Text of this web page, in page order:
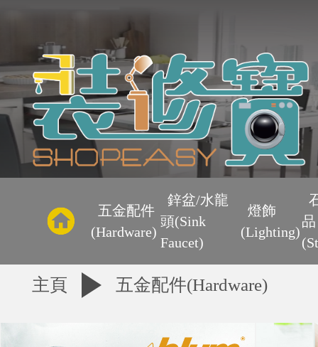
主
頁
優
惠
五金配件
(Hardware)
鋅盆/水龍
頭(Sink
Faucet)
燈飾
(Lighting)
品
主頁 五金配件(Hardware)